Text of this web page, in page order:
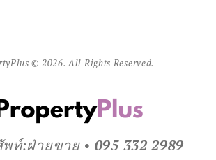
© 2026. All Rights Reserved.
พท์:ฝ่ายขาย • 095 332 2989